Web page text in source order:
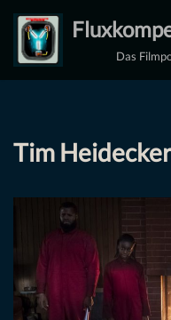
Zum
Inhalt
Das
Tim Heidecker